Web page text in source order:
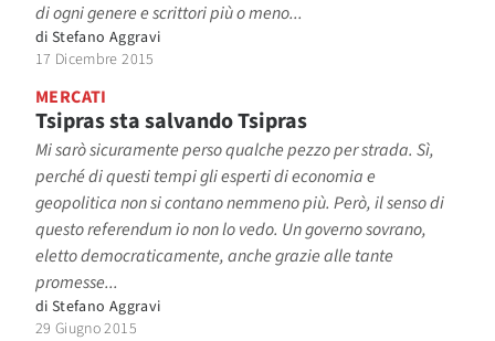
di ogni genere e scrittori più o meno...
di Stefano Aggravi
17 Dicembre 2015
MERCATI
Tsipras sta salvando Tsipras
Mi sarò sicuramente perso qualche pezzo per strada. Sì,
perché di questi tempi gli esperti di economia e
geopolitica non si contano nemmeno più. Però, il senso di
questo referendum io non lo vedo. Un governo sovrano,
eletto democraticamente, anche grazie alle tante
promesse...
di Stefano Aggravi
29 Giugno 2015